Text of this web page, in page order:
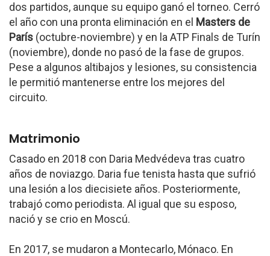
dos partidos, aunque su equipo ganó el torneo. Cerró
el año con una pronta eliminación en el Masters de
París (octubre-noviembre) y en la ATP Finals de Turín
(noviembre), donde no pasó de la fase de grupos.
Pese a algunos altibajos y lesiones, su consistencia
le permitió mantenerse entre los mejores del
circuito.
Matrimonio
Casado en 2018 con Daria Medvédeva tras cuatro
años de noviazgo. Daria fue tenista hasta que sufrió
una lesión a los diecisiete años. Posteriormente,
trabajó como periodista. Al igual que su esposo,
nació y se crio en Moscú.
En 2017, se mudaron a Montecarlo, Mónaco. En